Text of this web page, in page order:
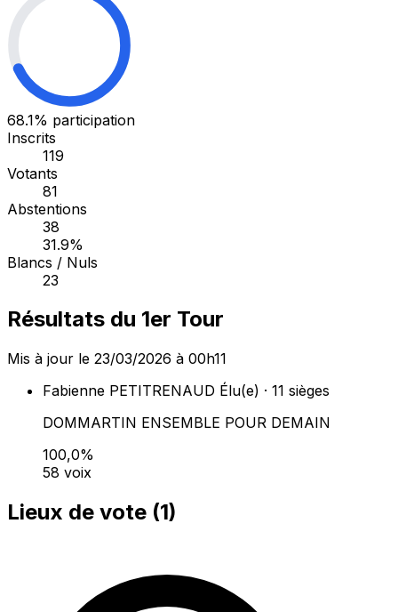
68.1% participation
Inscrits
119
Votants
81
Abstentions
38
31.9%
Blancs / Nuls
23
Résultats du 1er Tour
Mis à jour le 23/03/2026 à 00h11
Fabienne PETITRENAUD Élu(e) · 11 sièges
DOMMARTIN ENSEMBLE POUR DEMAIN
100,0%
58 voix
Lieux de vote (1)